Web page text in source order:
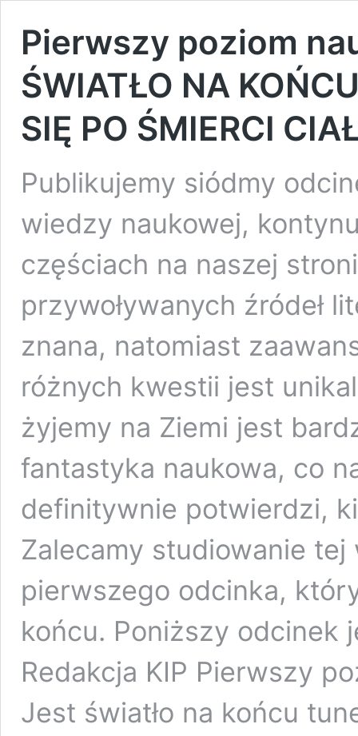
Pierwszy poziom
ŚWIATŁO NA
SIĘ PO ŚMIERCI
Publikujemy siódmy
wiedzy naukowej,
częściach na naszej
przywoływanych źródeł
znana, natomiast
różnych kwestii jest
żyjemy na Ziemi jest
fantastyka naukowa, co
definitywnie potwierdzi,
Zalecamy studiowanie
pierwszego odcinka,
końcu. Poniższy odcinek
Redakcja KIP Pierwszy
Jest światło na końcu